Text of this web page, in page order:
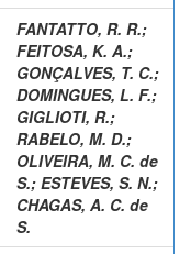
FANTATTO, R. R.;
FEITOSA, K. A.;
GONÇALVES, T. C.;
DOMINGUES, L. F.;
GIGLIOTI, R.;
RABELO, M. D.;
OLIVEIRA, M. C. de
S.; ESTEVES, S. N.;
CHAGAS, A. C. de
S.